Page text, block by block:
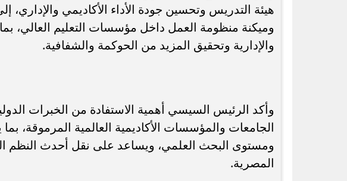
هيئة التدريس وتحسين جودة الأداء الأكاديمي
وميكنة منظومة العمل داخل مؤسسات التعليم العالي،
والإدارية وتحقيق المزيد من الحوكمة والشفافية.
وأكد الرئيس السيسي أهمية الاستفادة من الخبرات
الجامعات والمؤسسات الأكاديمية العالمية المرموقة،
ومستوى البحث العلمي، ويساعد على نقل أحدث النظم
المصرية.